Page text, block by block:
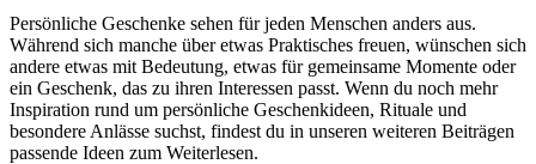
Persönliche Geschenke sehen für jeden Menschen anders aus.
Während sich manche über etwas Praktisches freuen, wünschen sich
andere etwas mit Bedeutung, etwas für gemeinsame Momente oder
ein Geschenk, das zu ihren Interessen passt. Wenn du noch mehr
Inspiration rund um persönliche Geschenkideen, Rituale und
besondere Anlässe suchst, findest du in unseren weiteren Beiträgen
passende Ideen zum Weiterlesen.